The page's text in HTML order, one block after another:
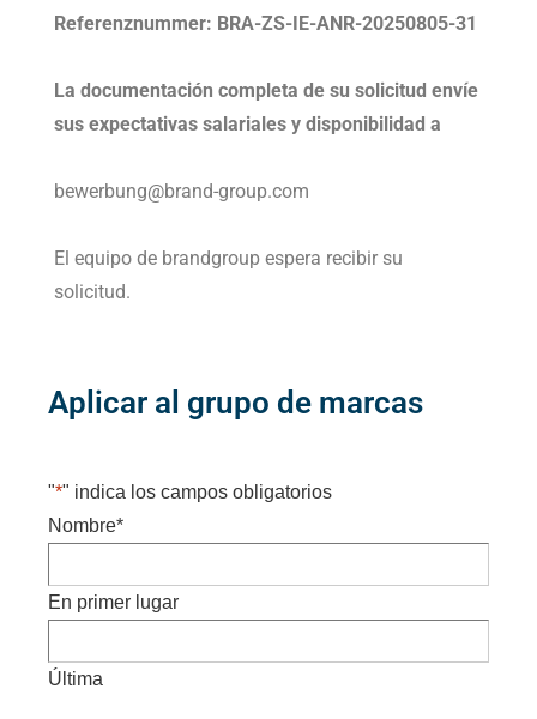
Referenznummer: BRA-ZS-IE-ANR-20250805-31
La documentación completa de su solicitud envíe
sus expectativas salariales y disponibilidad a
bewerbung@brand-group.com
El equipo de brandgroup espera recibir su
solicitud.
Aplicar al grupo de marcas
"*" indica los campos obligatorios
Nombre*
En primer lugar
Última